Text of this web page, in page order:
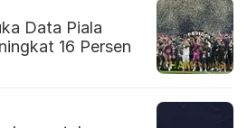
Data Piala
16 Persen